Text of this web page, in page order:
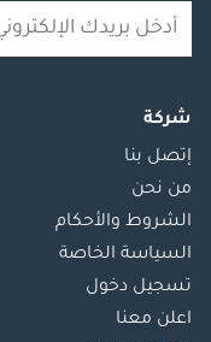
شركة
إتصل بنا
من نحن
الشروط والأحكام
السياسة الخاصة
تسجيل دخول
اعلن معنا